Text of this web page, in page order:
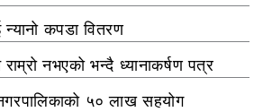
न्यानो कपडा वितरण
नभएको भन्दै ध्यानाकर्षण पत्र
५० लाख सहयोग